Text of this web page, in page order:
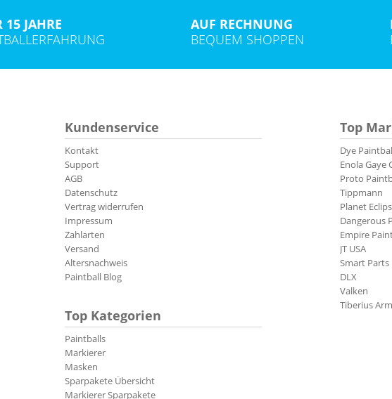
15 JAHRE
AUF RECHNUNG
BEQUEM SHOPPEN
Kundenservice
Kontakt
Support
AGB
Datenschutz
Vertrag widerrufen
Impressum
Zahlarten
Versand
Altersnachweis
Paintball Blog
Top Kategorien
Paintballs
Markierer
Masken
Sparpakete Übersicht
Markierer Sparpakete
Top
Dye
Enola Gaye
Proto
Tippmann
Planet
Dangerous
Empire
JT USA
Smart Parts
DLX
Valken
Tiberius